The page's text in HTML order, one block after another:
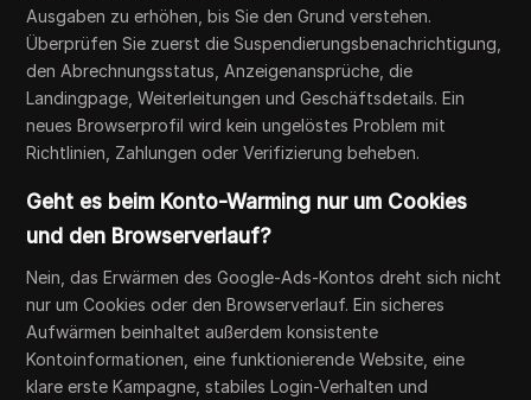
Ausgaben zu erhöhen, bis Sie den Grund verstehen.
Überprüfen Sie zuerst die Suspendierungsbenachrichtigung,
den Abrechnungsstatus, Anzeigenansprüche, die
Landingpage, Weiterleitungen und Geschäftsdetails. Ein
neues Browserprofil wird kein ungelöstes Problem mit
Richtlinien, Zahlungen oder Verifizierung beheben.
Geht es beim Konto-Warming nur um Cookies
und den Browserverlauf?
Nein, das Erwärmen des Google-Ads-Kontos dreht sich nicht
nur um Cookies oder den Browserverlauf. Ein sicheres
Aufwärmen beinhaltet außerdem konsistente
Kontoinformationen, eine funktionierende Website, eine
klare erste Kampagne, stabiles Login-Verhalten und